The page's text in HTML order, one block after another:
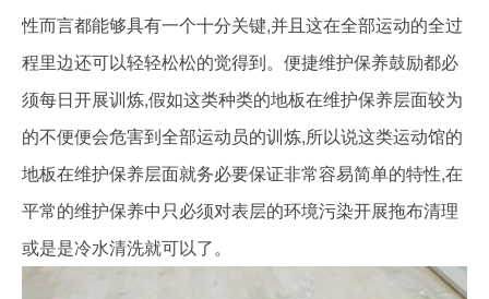
性而言都能够具有一个十分关键,并且这在全部运动的全过
程里边还可以轻轻松松的觉得到。便捷维护保养鼓励都必
须每日开展训炼,假如这类种类的地板在维护保养层面较为
的不便便会危害到全部运动员的训炼,所以说这类运动馆的
地板在维护保养层面就务必要保证非常容易简单的特性,在
平常的维护保养中只必须对表层的环境污染开展拖布清理
或是是冷水清洗就可以了。